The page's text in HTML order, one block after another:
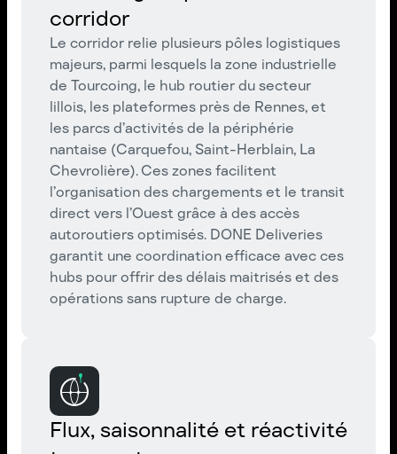
corridor
Le corridor relie plusieurs pôles logistiques
majeurs, parmi lesquels la zone industrielle
de Tourcoing, le hub routier du secteur
lillois, les plateformes près de Rennes, et
les parcs d’activités de la périphérie
nantaise (Carquefou, Saint-Herblain, La
Chevrolière). Ces zones facilitent
l’organisation des chargements et le transit
direct vers l’Ouest grâce à des accès
autoroutiers optimisés. DONE Deliveries
garantit une coordination efficace avec ces
hubs pour offrir des délais maitrisés et des
opérations sans rupture de charge.
Flux, saisonnalité et réactivité